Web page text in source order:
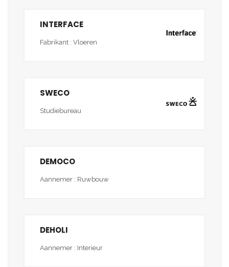
INTERFACE
Fabrikant : Vloeren
SWECO
Studiebureau
DEMOCO
Aannemer : Ruwbouw
DEHOLI
Aannemer : Interieur